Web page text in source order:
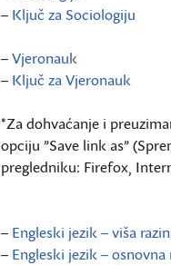
– Ključ za Sociologiju
–Vjeronauk
– Ključ za Vjeronauk
*Za dohvaćanje i
opciju ”Save link as”
pregledniku: Firefox,
– Engleski jezik – viša
– Engleski jezik – osnovna